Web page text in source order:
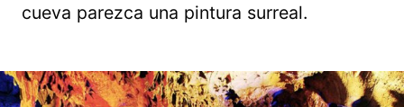
cueva parezca una pintura surreal.